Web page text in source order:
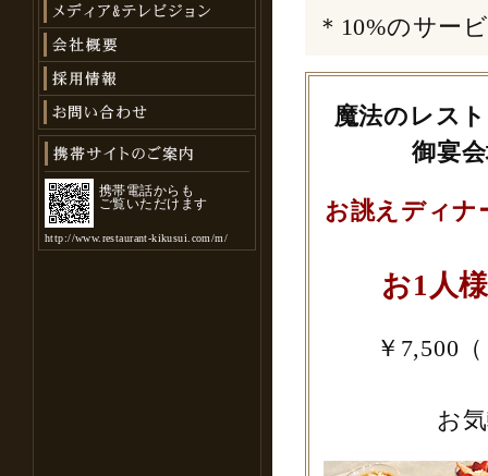
携帯電話からも
ご覧いただけます
http://www.restaurant-kikusui.com/m/
＊10%のサー
魔法のレス
御宴
お誂えディ
お1人
￥7,500
お